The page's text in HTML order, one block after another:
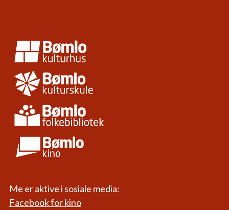
Me er aktive i sosiale media:
Facebook for kino